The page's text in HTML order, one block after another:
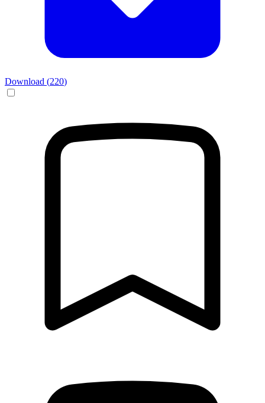
Download (220)